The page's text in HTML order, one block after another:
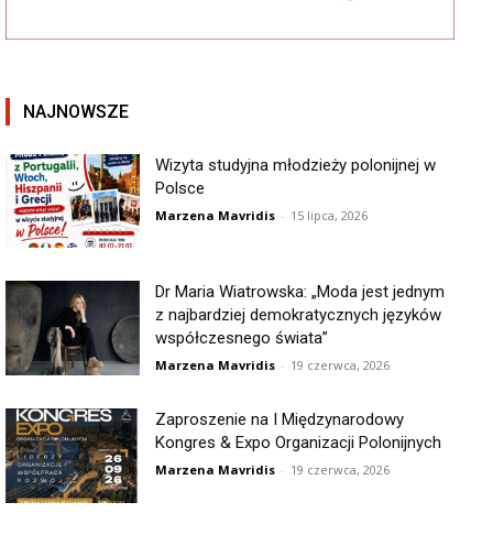
NAJNOWSZE
Wizyta studyjna młodzieży polonijnej w
Polsce
Marzena Mavridis - 15 lipca, 2026
Dr Maria Wiatrowska: „Moda jest jednym
z najbardziej demokratycznych języków
współczesnego świata”
Marzena Mavridis - 19 czerwca, 2026
Zaproszenie na I Międzynarodowy
Kongres & Expo Organizacji Polonijnych
Marzena Mavridis - 19 czerwca, 2026